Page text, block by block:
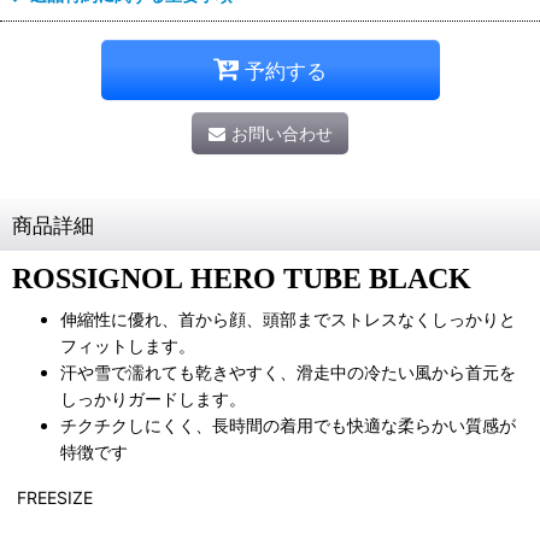
予約する
お問い合わせ
商品詳細
ROSSIGNOL HERO TUBE BLACK
伸縮性に優れ、首から顔、頭部までストレスなくしっかりと
フィットします。
汗や雪で濡れても乾きやすく、滑走中の冷たい風から首元を
しっかりガードします。
チクチクしにくく、長時間の着用でも快適な柔らかい質感が
特徴です
FREESIZE